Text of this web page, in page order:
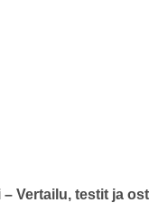
– Vertailu, testit ja